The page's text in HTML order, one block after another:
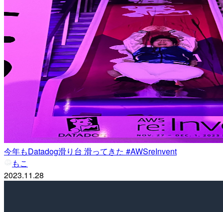
今年もDatadog滑り台 滑ってきた #AWSreInvent
もこ
2023.11.28